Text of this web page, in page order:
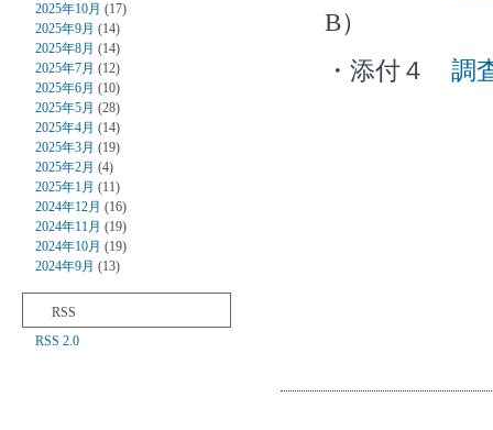
2025年10月 (17)
2025年9月 (14)
2025年8月 (14)
2025年7月 (12)
2025年6月 (10)
2025年5月 (28)
2025年4月 (14)
2025年3月 (19)
2025年2月 (4)
2025年1月 (11)
2024年12月 (16)
2024年11月 (19)
2024年10月 (19)
2024年9月 (13)
RSS
RSS 2.0
B）
・添付４ 調